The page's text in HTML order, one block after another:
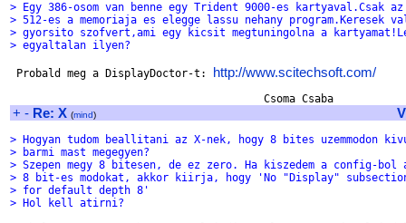
> Egy 386-osom van benne egy Trident 9000-es kartyaval.Csak
> 512-es a memoriaja es elegge lassu nehany program.Keresek
> gyorsito szofvert,ami egy kicsit megtuningolna a
> egyaltalan ilyen?
Probald meg a DisplayDoctor-t: http://www.scitechsoft.com/
+ - Re: X (mind)
> Hogyan tudom beallitani az X-nek, hogy 8 bites uzemmodon
> barmi mast megegyen?
> Szepen megy 8 bitesen, de ez zero. Ha kiszedem a config-bol
> 8 bit-es modokat, akkor kiirja, hogy 'No "Display"
> for default depth 8'
> Hol kell atirni?